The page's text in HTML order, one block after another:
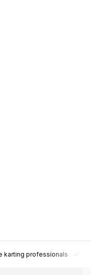
professionals